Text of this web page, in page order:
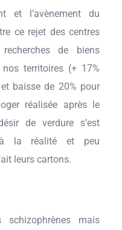
et l’avènement du
ce rejet des centres
de biens
territoires (+ 17%
baisse de 20% pour
réalisée après le
de verdure s’est
à la réalité et peu
leurs cartons.
mais